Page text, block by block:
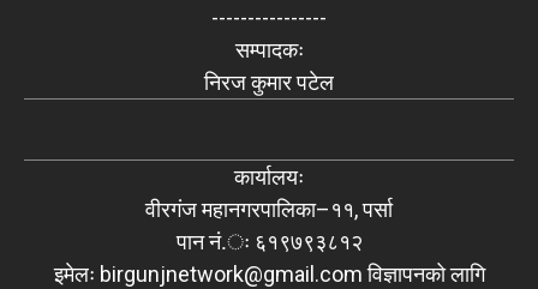
----------------
सम्पादकः
निरज कुमार पटेल
कार्यालयः
वीरगंज महानगरपालिका–११, पर्सा
पान नं.ः ६१९७९३८१२
इमेलः birgunjnetwork@gmail.comविज्ञापनको लागि